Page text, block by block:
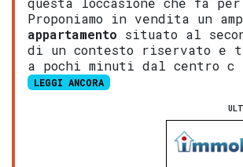
Proponiamo in vendita un
appartamento situato al
di un contesto riservato e
a pochi minuti dal centro c
LEGGI ANCORA